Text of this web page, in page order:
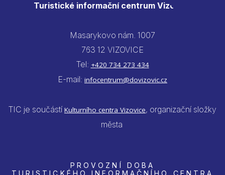
Turistické informační centrum Vizovice
Masarykovo nám. 1007
763 12 VIZOVICE
Tel: +420 734 273 434
E-mail: infocentrum@dovizovic.cz
TIC je součástí Kulturního centra Vizovice, organizační složky
města
PROVOZNÍ DOBA
TURISTICKÉHO INFORMAČNÍHO CENTRA